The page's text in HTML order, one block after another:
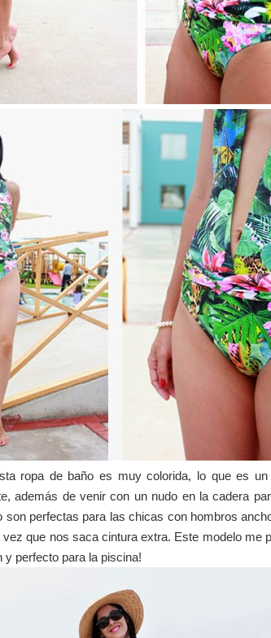
ropa de baño es muy colorida, lo que es
además de venir con un nudo en la cadera
son perfectas para las chicas con hombros
que nos saca cintura extra. Este modelo me
perfecto para la piscina!